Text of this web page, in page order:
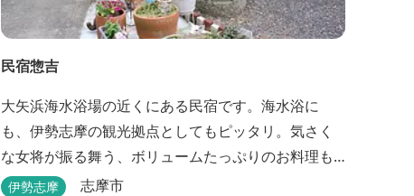
民宿惣吉
大矢浜海水浴場の近くにある民宿です。海水浴に
も、伊勢志摩の観光拠点としてもピッタリ。気さく
な女将が振る舞う、ボリュームたっぷりのお料理も
楽しめます。
伊勢志摩 志摩市